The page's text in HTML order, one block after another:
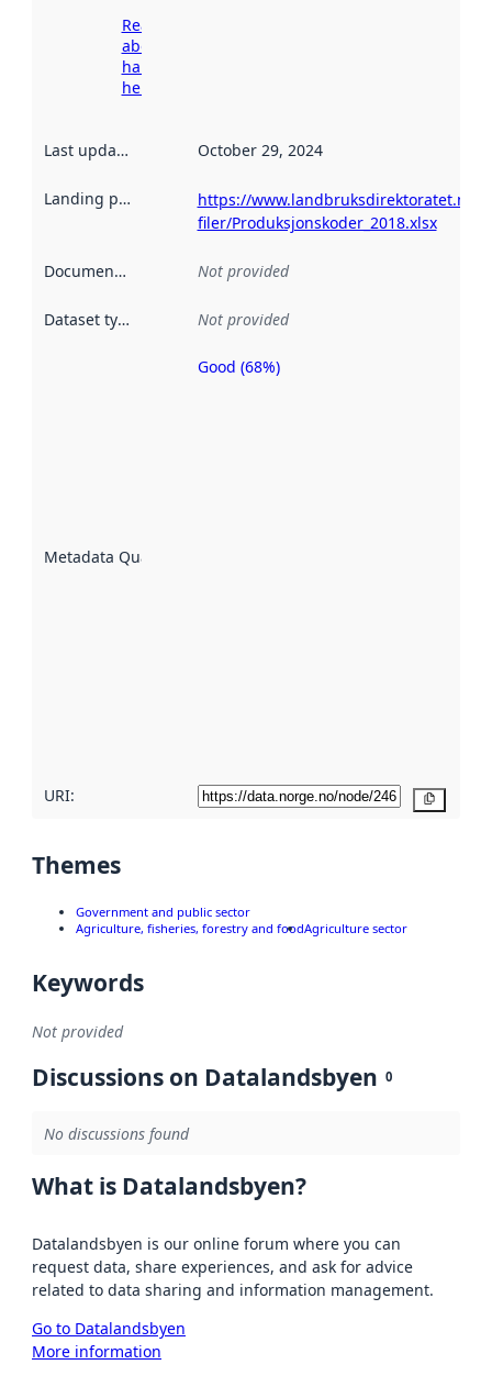
Read more
about
harvesting
here
Last updated October 29, 2024
Landing page
https://www.landbruksdirektoratet.no/
filer/Produksjonskoder_2018.xlsx
Documentation Not provided
Dataset type Not provided
Metadata Quality
Metadata
Good (68%)
URI:
Themes
Government and public sector
Agriculture, fisheries, forestry and foodAgriculture sector
Keywords
Not provided
Discussions on Datalandsbyen 0
No discussions found
What is Datalandsbyen?
Datalandsbyen is our online forum where you can
request data, share experiences, and ask for advice
related to data sharing and information management.
Go to Datalandsbyen
More information